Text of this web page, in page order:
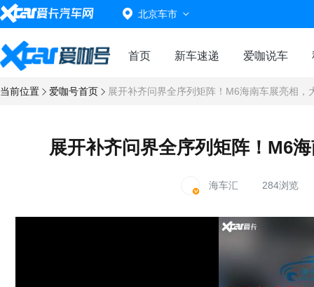
北京车市
首页 新车速递 爱咖说车
当前位置 爱咖号首页 展开补齐问界全序列矩阵！M6海南车展亮相，
展开补齐问界全序列矩阵！M6
海车汇 284浏览